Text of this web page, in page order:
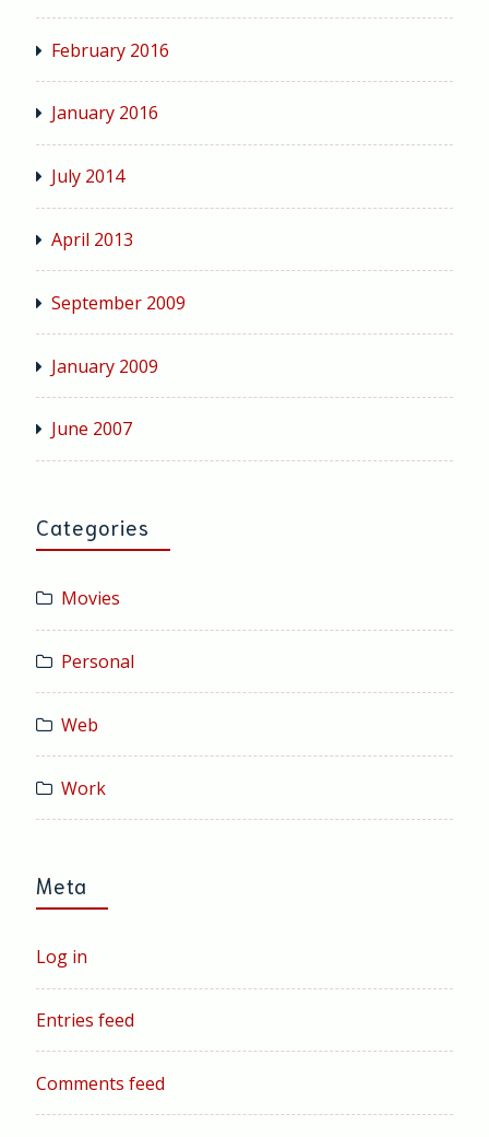
February 2016
January 2016
July 2014
April 2013
September 2009
January 2009
June 2007
Categories
Movies
Personal
Web
Work
Meta
Log in
Entries feed
Comments feed